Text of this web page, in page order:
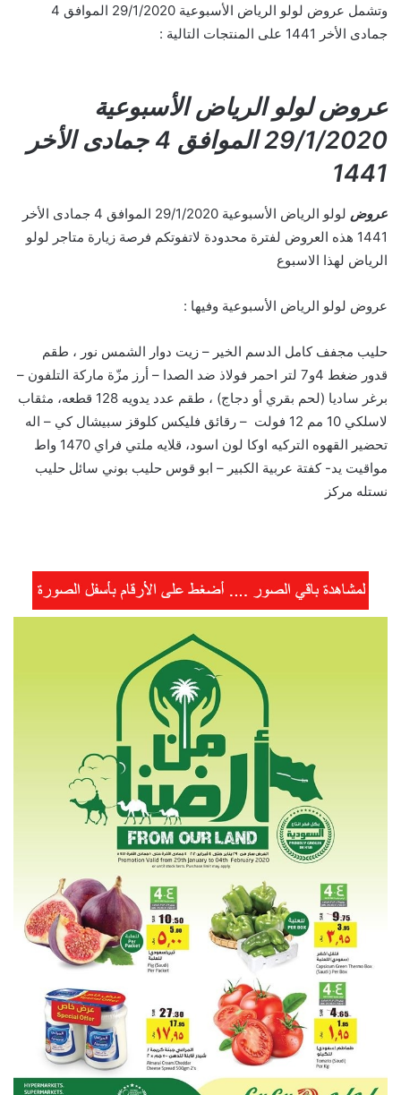
وتشمل عروض لولو الرياض الأسبوعية 29/1/2020 الموافق 4
جمادى الأخر 1441 على المنتجات التالية :
عروض لولو الرياض الأسبوعية
29/1/2020 الموافق 4 جمادى الأخر
1441
عروض
لولو الرياض الأسبوعية 29/1/2020 الموافق 4 جمادى الأخر
1441 هذه العروض لفترة محدودة لاتفوتكم فرصة زيارة متاجر لولو
الرياض لهذا الاسبوع
عروض لولو الرياض الأسبوعية وفيها :
حليب مجفف كامل الدسم الخير – زيت دوار الشمس نور ، طقم
قدور ضغط 4و7 لتر احمر فولاذ ضد الصدا – أرز مزّة ماركة التلفون –
برغر ساديا (لحم بقري أو دجاج) ، طقم عدد يدويه 128 قطعه، مثقاب
لاسلكي 10 مم 12 فولت – رقائق فليكس كلوقز سبيشال كي – اله
تحضير القهوه التركيه اوكا لون اسود، قلايه ملتي فراي 1470 واط
مواقيت يد- كفتة عربية الكبير – ابو قوس حليب بوني سائل حليب
نستله مركز